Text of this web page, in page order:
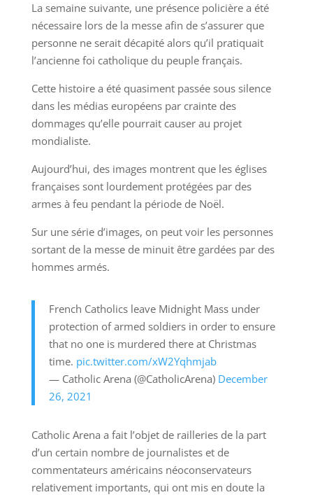
La semaine suivante, une présence policière a été
nécessaire lors de la messe afin de s’assurer que
personne ne serait décapité alors qu’il pratiquait
l’ancienne foi catholique du peuple français.
Cette histoire a été quasiment passée sous silence
dans les médias européens par crainte des
dommages qu’elle pourrait causer au projet
mondialiste.
Aujourd’hui, des images montrent que les églises
françaises sont lourdement protégées par des
armes à feu pendant la période de Noël.
Sur une série d’images, on peut voir les personnes
sortant de la messe de minuit être gardées par des
hommes armés.
French Catholics leave Midnight Mass under
protection of armed soldiers in order to ensure
that no one is murdered there at Christmas
time. pic.twitter.com/xW2Yqhmjab
— Catholic Arena (@CatholicArena) December
26, 2021
Catholic Arena a fait l’objet de railleries de la part
d’un certain nombre de journalistes et de
commentateurs américains néoconservateurs
relativement importants, qui ont mis en doute la